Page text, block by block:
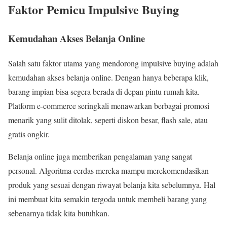
Faktor Pemicu Impulsive Buying
Kemudahan Akses Belanja Online
Salah satu faktor utama yang mendorong impulsive buying adalah
kemudahan akses belanja online. Dengan hanya beberapa klik,
barang impian bisa segera berada di depan pintu rumah kita.
Platform e-commerce seringkali menawarkan berbagai promosi
menarik yang sulit ditolak, seperti diskon besar, flash sale, atau
gratis ongkir.
Belanja online juga memberikan pengalaman yang sangat
personal. Algoritma cerdas mereka mampu merekomendasikan
produk yang sesuai dengan riwayat belanja kita sebelumnya. Hal
ini membuat kita semakin tergoda untuk membeli barang yang
sebenarnya tidak kita butuhkan.